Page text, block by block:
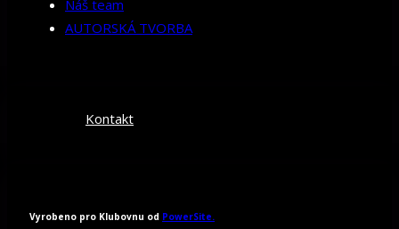
Náš team
AUTORSKÁ TVORBA
Kontakt
Vyrobeno pro Klubovnu od PowerSite.